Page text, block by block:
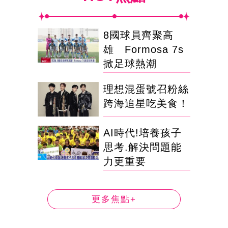
8國球員齊聚高
雄 Formosa 7s
掀足球熱潮
理想混蛋號召粉絲
跨海追星吃美食！
AI時代!培養孩子
思考.解決問題能
力更重要
更多焦點+